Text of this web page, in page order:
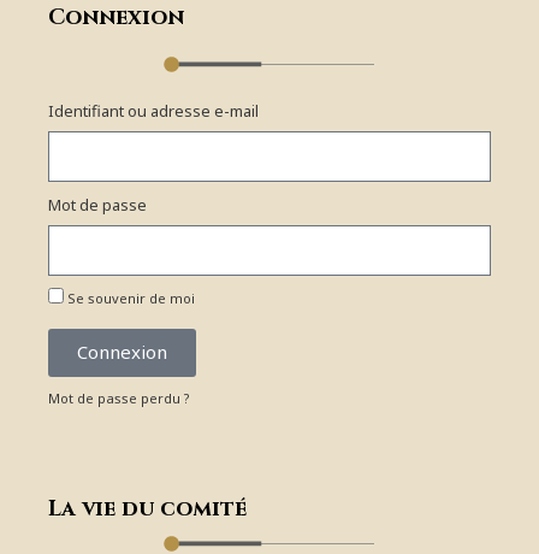
Connexion
Identifiant ou adresse e-mail
Mot de passe
Se souvenir de moi
Connexion
Mot de passe perdu ?
La vie du comité